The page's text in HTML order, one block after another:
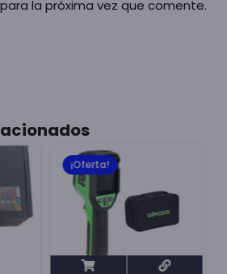
la próxima vez que comente.
¡Oferta!